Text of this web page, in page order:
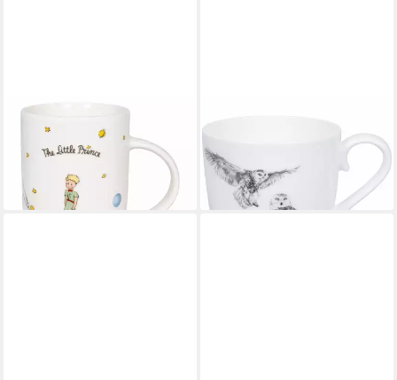
KÖNITZ
Becher The Little Prince Stars
(EN), 540 ml, New Bone China
lieferbar - in 2-3 Werktagen bei dir
Becher Amazing Animals -
Schneeeule, Fine Bone China
19,79 €
lieferbar - in 2-3 Werktagen bei dir